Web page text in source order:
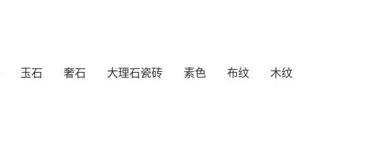
玉石 奢石 大理石瓷砖 素色 布纹 木纹